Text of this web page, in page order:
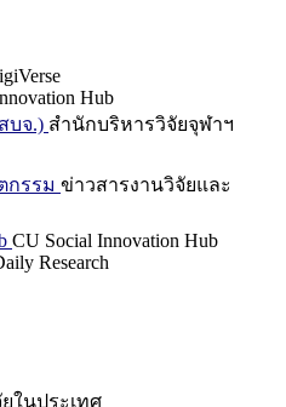
Hub
บจ.) สำนักบริหารวิจัยจุฬาฯ
กรรม ข่าวสารงานวิจัยและ
CU Social Innovation Hub
Research
ในประเทศ